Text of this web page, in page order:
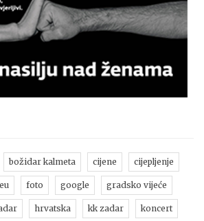
božidar kalmeta cijene cijepljenje
eu foto google gradsko vijeće
hrvatska kk zadar koncert